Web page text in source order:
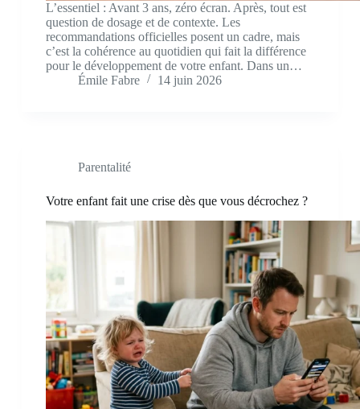
L’essentiel : Avant 3 ans, zéro écran. Après, tout est
question de dosage et de contexte. Les
recommandations officielles posent un cadre, mais
c’est la cohérence au quotidien qui fait la différence
pour le développement de votre enfant. Dans un…
Émile Fabre
14 juin 2026
Parentalité
Votre enfant fait une crise dès que vous décrochez ?